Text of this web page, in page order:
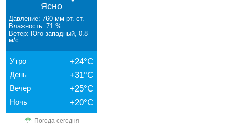
Ясно
Давление: 760 мм рт. ст.
Влажность: 71 %
Ветер: Юго-западный, 0.8
м/с
Утро +24°C
День +31°C
Вечер +25°C
Ночь +20°C
Погода сегодня